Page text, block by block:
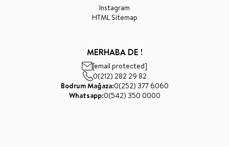
Instagram
HTML Sitemap
MERHABA DE !
[email protected]
0(212) 282 29 82
Bodrum Mağaza:0(252) 377 6060
Whatsapp:0(542) 350 0000